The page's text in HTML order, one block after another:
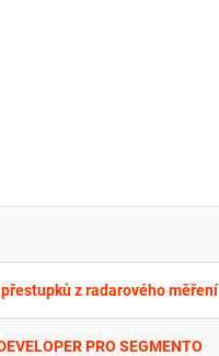
z radarového měření
PRO SEGMENTO